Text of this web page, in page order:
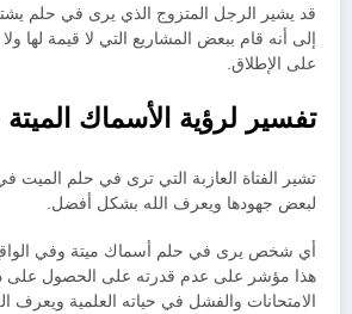
قد يشير الرجل المتزوج الذي يرى في حلم
إلى أنه قام ببعض المشاريع التي لا قيمة لها
على الإطلاق.
تفسير لرؤية الأسماك
تشير الفتاة العازبة التي ترى في حلم الميت
لبعض جهودها ويعرف الله بشكل أفضل.
أي شخص يرى في حلم أسماك ميتة وفي
هذا مؤشر على عدم قدرته على الحصول على
الامتحانات والفشل في حياته العلمية